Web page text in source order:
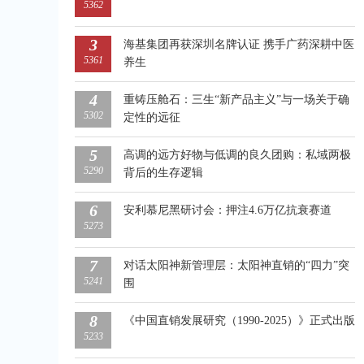
5362
3
5361
海基集团再获深圳名牌认证 携手广药深耕中医
养生
4
5302
重铸压舱石：三生“新产品主义”与一场关于确
定性的远征
5
5290
高调的远方好物与低调的良久团购：私域两极
背后的生存逻辑
6
5273
安利慕尼黑研讨会：押注4.6万亿抗衰赛道
7
5241
对话太阳神新管理层：太阳神直销的“四力”突
围
8
5233
《中国直销发展研究（1990-2025）》正式出版